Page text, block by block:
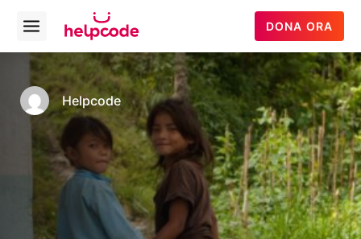
contenuto
Helpcode
Italia
Open
menu
DONA ORA
Helpcode